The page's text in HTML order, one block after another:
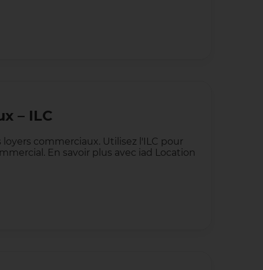
– ILC
commerciaux. Utilisez l'ILC pour
En savoir plus avec iad Location